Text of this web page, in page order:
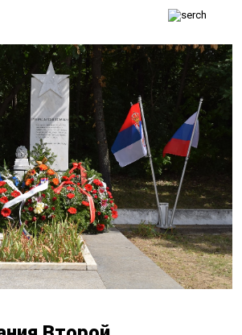
БЕЗОПАСНОСТЬ
ОБОРОНА
ЗАКОН
ПОЛИТИКА
ИСТОРИЯ
ОБЩЕСТВО
ЭКОНОМИКА